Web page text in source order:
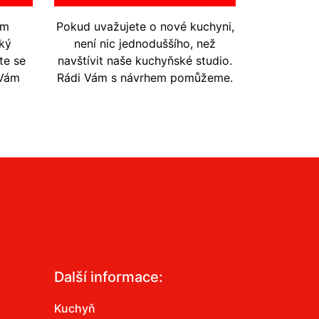
se
Pokud uvažujete o nové kuchyni,
není nic jednoduššího, než
navštívit naše kuchyňské studio.
Rádi Vám s návrhem pomůžeme.
Další informace:
Kuchyň